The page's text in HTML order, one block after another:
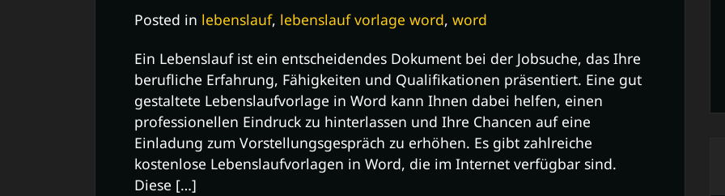
Posted in lebenslauf, lebenslauf vorlage word, word
Ein Lebenslauf ist ein entscheidendes Dokument bei der Jobsuche, das Ihre
berufliche Erfahrung, Fähigkeiten und Qualifikationen präsentiert. Eine gut
gestaltete Lebenslaufvorlage in Word kann Ihnen dabei helfen, einen
professionellen Eindruck zu hinterlassen und Ihre Chancen auf eine
Einladung zum Vorstellungsgespräch zu erhöhen. Es gibt zahlreiche
kostenlose Lebenslaufvorlagen in Word, die im Internet verfügbar sind.
Diese […]